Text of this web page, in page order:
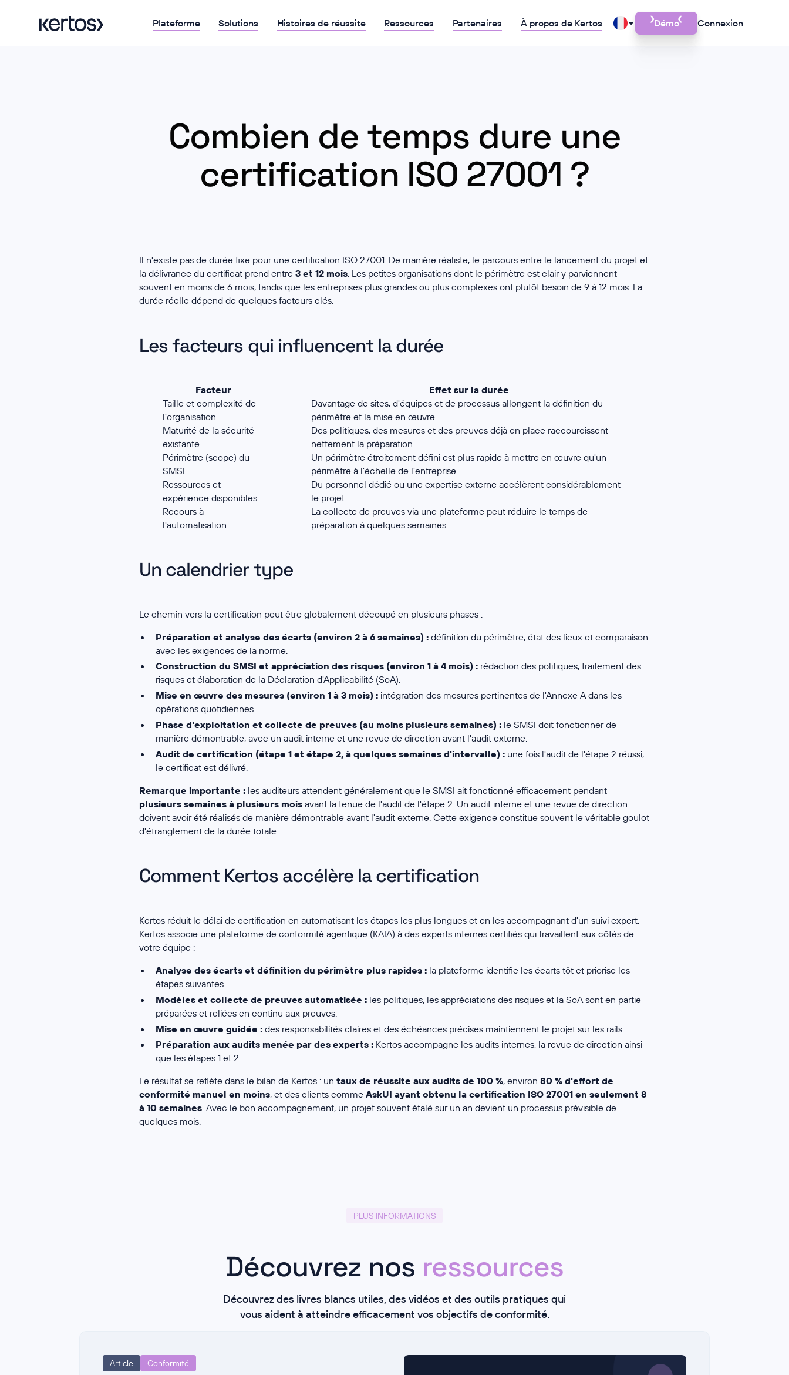
Plateforme Solutions Histoires de réussite Ressources Partenaires À propos de Kertos Démo Connexion
Combien de temps dure une
certification ISO 27001 ?
Il n'existe pas de durée fixe pour une certification ISO 27001. De manière réaliste, le parcours entre le lancement du projet et
la délivrance du certificat prend entre 3 et 12 mois. Les petites organisations dont le périmètre est clair y parviennent
souvent en moins de 6 mois, tandis que les entreprises plus grandes ou plus complexes ont plutôt besoin de 9 à 12 mois. La
durée réelle dépend de quelques facteurs clés.
Les facteurs qui influencent la durée
Facteur
Effet sur la durée
Taille et complexité de
l'organisation
Davantage de sites, d'équipes et de processus allongent la définition du
périmètre et la mise en œuvre.
Maturité de la sécurité
existante
Des politiques, des mesures et des preuves déjà en place raccourcissent
nettement la préparation.
Périmètre (scope) du
SMSI
Un périmètre étroitement défini est plus rapide à mettre en œuvre qu'un
périmètre à l'échelle de l'entreprise.
Ressources et
expérience disponibles
Du personnel dédié ou une expertise externe accélèrent considérablement
le projet.
Recours à
l'automatisation
La collecte de preuves via une plateforme peut réduire le temps de
préparation à quelques semaines.
Un calendrier type
Le chemin vers la certification peut être globalement découpé en plusieurs phases :
Préparation et analyse des écarts (environ 2 à 6 semaines) :définition du périmètre, état des lieux et comparaison
avec les exigences de la norme.
Construction du SMSI et appréciation des risques (environ 1 à 4 mois) :rédaction des politiques, traitement des
risques et élaboration de la Déclaration d'Applicabilité (SoA).
Mise en œuvre des mesures (environ 1 à 3 mois) :intégration des mesures pertinentes de l'Annexe A dans les
opérations quotidiennes.
Phase d'exploitation et collecte de preuves (au moins plusieurs semaines) :le SMSI doit fonctionner de
manière démontrable, avec un audit interne et une revue de direction avant l'audit externe.
Audit de certification (étape 1 et étape 2, à quelques semaines d'intervalle) :une fois l'audit de l'étape 2 réussi,
le certificat est délivré.
Remarque importante : les auditeurs attendent généralement que le SMSI ait fonctionné efficacement pendant
plusieurs semaines à plusieurs mois avant la tenue de l'audit de l'étape 2. Un audit interne et une revue de direction
doivent avoir été réalisés de manière démontrable avant l'audit externe. Cette exigence constitue souvent le véritable goulot
d'étranglement de la durée totale.
Comment Kertos accélère la certification
Kertos réduit le délai de certification en automatisant les étapes les plus longues et en les accompagnant d'un suivi expert.
Kertos associe une plateforme de conformité agentique (KAIA) à des experts internes certifiés qui travaillent aux côtés de
votre équipe :
Analyse des écarts et définition du périmètre plus rapides :la plateforme identifie les écarts tôt et priorise les
étapes suivantes.
Modèles et collecte de preuves automatisée :les politiques, les appréciations des risques et la SoA sont en partie
préparées et reliées en continu aux preuves.
Mise en œuvre guidée :des responsabilités claires et des échéances précises maintiennent le projet sur les rails.
Préparation aux audits menée par des experts :Kertos accompagne les audits internes, la revue de direction ainsi
que les étapes 1 et 2.
Le résultat se reflète dans le bilan de Kertos : un taux de réussite aux audits de 100 %, environ 80 % d'effort de
conformité manuel en moins, et des clients comme AskUI ayant obtenu la certification ISO 27001 en seulement 8
à 10 semaines. Avec le bon accompagnement, un projet souvent étalé sur un an devient un processus prévisible de
quelques mois.
PLUS INFORMATIONS
Découvrez nos ressources
Découvrez des livres blancs utiles, des vidéos et des outils pratiques qui
vous aident à atteindre efficacement vos objectifs de conformité.
Article Conformité